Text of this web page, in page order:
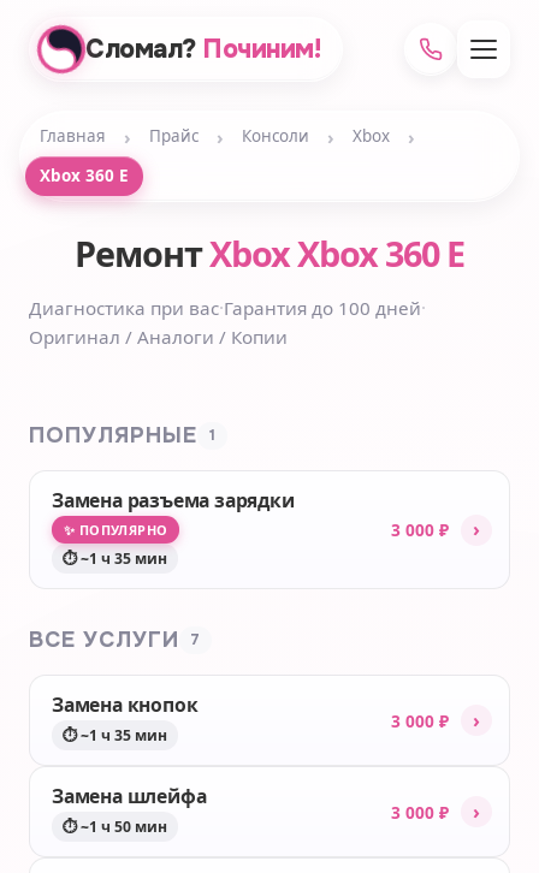
Сломал? Починим!
Главная › Прайс › Консоли › Xbox ›
Xbox 360 E
РемонтXbox Xbox 360 E
Диагностика при вас·Гарантия до 100 дней·
Оригинал / Аналоги / Копии
ПОПУЛЯРНЫЕ 1
Замена разъема зарядки
✨ ПОПУЛЯРНО
⏱ ~1 ч 35 мин
3 000 ₽ ›
ВСЕ УСЛУГИ 7
Замена кнопок
⏱ ~1 ч 35 мин
3 000 ₽ ›
Замена шлейфа
⏱ ~1 ч 50 мин
3 000 ₽ ›